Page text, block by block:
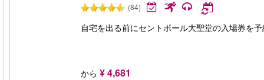
(84)
自宅を出る前にセントポール大聖堂の入場券を
から ¥ 4,681